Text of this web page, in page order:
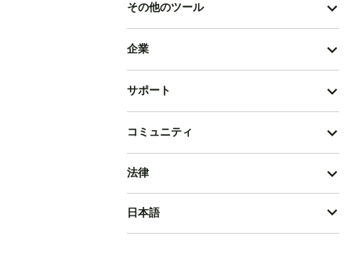
その他のツール
企業
サポート
コミュニティ
法律
日本語